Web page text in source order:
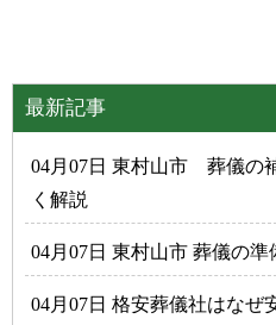
最新記事
04月07日 東村山市 葬儀の
く解説
04月07日 東村山市 葬儀の
04月07日 格安葬儀社はなぜ